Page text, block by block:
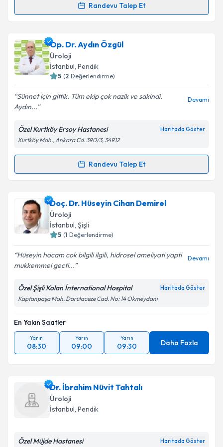
'ni okudum ve kişisel verilerimin belirtilen
Takvim Talebini Gönder
Randevu Talep Et
Randevu Takvimi Talebi
Op. Dr. Fethi Ahmet Türegün
talebi oluşturun. Size bu uzmandan randevu almanız
için bir takvim hazırlandığında e-posta ile
bilgilendireceğiz.
E-posta Adresiniz
Kişisel verilerimin işlenmesine ilişkin
Metni'ni okudum ve kişisel verilerimin belirtilen
kapsamda işlenmesini kabul ediyorum.
Op. Dr. Aydın Özgül
Üroloji
İstanbul, Pendik
5 (2 Değerlendirme)
Sünnet için gittik. Tüm ekip çok nazik ve sakindi.
Aydın...
Devamı
Özel Kurtköy Ersoy Hastanesi Haritada Göster
Kurtköy Mah., Ankara Cd. 390/3, 34912
Randevu Talep Et
Randevu Takvimi Talebi
Op. Dr. Aydın Özgüliçin randevu takvimi talebi
oluşturun. Size bu uzmandan randevu almanız için bir
takvim hazırlandığında e-posta ile bilgilendireceğiz.
Kişisel verilerimin işlenmesine ilişkin
Aydınlatma
Metni'ni okudum ve kişisel verilerimin belirtilen
kapsamda işlenmesini kabul ediyorum.
Takvim Talebini Gönder
Doç. Dr. Hüseyin Cihan Demirel
Üroloji
İstanbul, Şişli
5 (1 Değerlendirme)
Hüseyin hocam cok bilgili ilgili, hidrosel ameliyati yapti
mukkemmel gecti...
Devamı
Özel Şişli Kolan İnternational Hospital Haritada Göster
Kaptanpaşa Mah. Darülaceze Cad. No: 14 Okmeydanı
En Yakın Saatler
Yarın
08:30
Yarın
09:00
Yarın
09:30 Daha Fazla
Dr. İbrahim Nüvit Tahtalı
Üroloji
İstanbul, Pendik
Özel Müjde Hastanesi Haritada Göster